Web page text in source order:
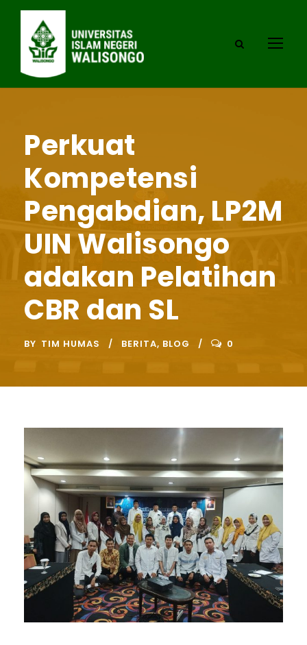
Perkuat
Kompetensi
Pengabdian, LP2M
UIN Walisongo
adakan Pelatihan
CBR dan SL
BY TIM HUMAS BERITA, BLOG 0